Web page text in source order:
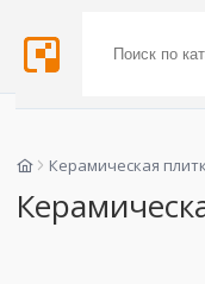
Керамическая